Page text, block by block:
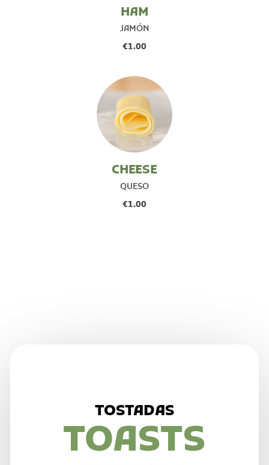
HAM
JAMÓN
€1.00
CHEESE
QUESO
€1.00
TOSTADAS
TOASTS